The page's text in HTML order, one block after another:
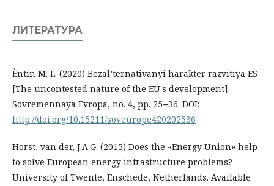
ЛИТЕРАТУРА
Èntin M. L. (2020) Bezal’ternativanyi harakter razvitiya ES
[The uncontested nature of the EU's development].
Sovremennaya Evropa, no. 4, pp. 25‒36. DOI:
http://doi.org/10.15211/soveurope420202536
Horst, van der, J.A.G. (2015) Does the «Energy Union» help
to solve European energy infrastructure problems?
University of Twente, Enschede, Netherlands. Available